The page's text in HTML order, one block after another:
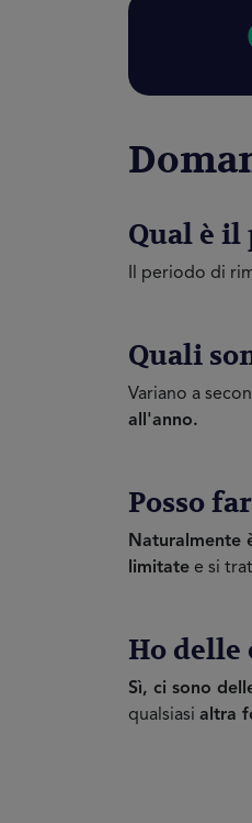
Qual è
Il periodo di
Quali
Variano a
all'anno.
Posso
Naturalmente
limitate e si
Ho delle
Sì, ci sono
qualsiasi altra